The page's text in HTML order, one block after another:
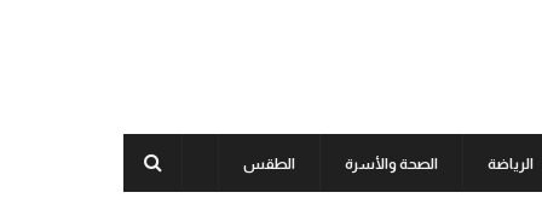
الرياضة الصحة والأسرة الطقس